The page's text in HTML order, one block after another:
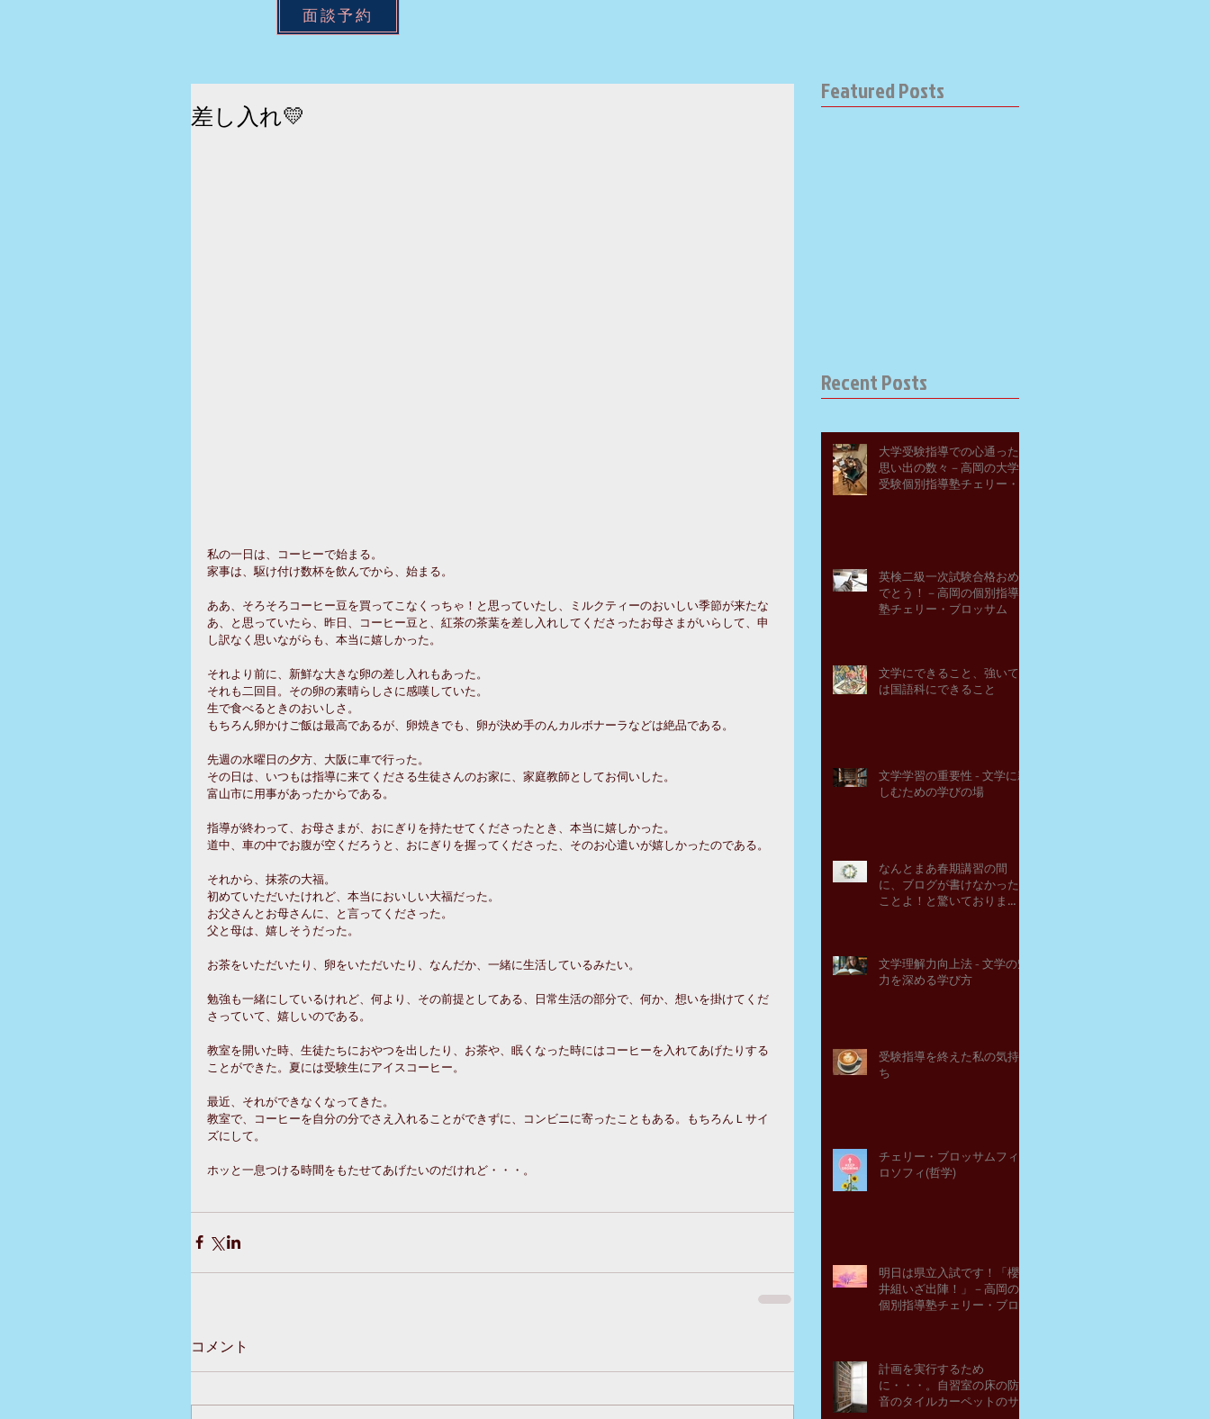
面談予約
差し入れ💛
私の一日は、コーヒーで始まる。
家事は、駆け付け数杯を飲んでから、始まる。
ああ、そろそろコーヒー豆を買ってこなくっちゃ！と思っていたし、ミルクティーのおいしい季節が来たな
あ、と思っていたら、昨日、コーヒー豆と、紅茶の茶葉を差し入れしてくださったお母さまがいらして、申
し訳なく思いながらも、本当に嬉しかった。
それより前に、新鮮な大きな卵の差し入れもあった。
それも二回目。その卵の素晴らしさに感嘆していた。
生で食べるときのおいしさ。
もちろん卵かけご飯は最高であるが、卵焼きでも、卵が決め手のんカルボナーラなどは絶品である。
先週の水曜日の夕方、大阪に車で行った。
その日は、いつもは指導に来てくださる生徒さんのお家に、家庭教師としてお伺いした。
富山市に用事があったからである。
指導が終わって、お母さまが、おにぎりを持たせてくださったとき、本当に嬉しかった。
道中、車の中でお腹が空くだろうと、おにぎりを握ってくださった、そのお心遣いが嬉しかったのである。
それから、抹茶の大福。
初めていただいたけれど、本当においしい大福だった。
お父さんとお母さんに、と言ってくださった。
父と母は、嬉しそうだった。
お茶をいただいたり、卵をいただいたり、なんだか、一緒に生活しているみたい。
勉強も一緒にしているけれど、何より、その前提としてある、日常生活の部分で、何か、想いを掛けてくだ
さっていて、嬉しいのである。
教室を開いた時、生徒たちにおやつを出したり、お茶や、眠くなった時にはコーヒーを入れてあげたりする
ことができた。夏には受験生にアイスコーヒー。
最近、それができなくなってきた。
教室で、コーヒーを自分の分でさえ入れることができずに、コンビニに寄ったこともある。もちろんＬサイ
ズにして。
ホッと一息つける時間をもたせてあげたいのだけれど・・・。
コメント
Featured Posts
Recent Posts
大学受験指導での心通った
思い出の数々－高岡の大学
受験個別指導塾チェリー・
英検二級一次試験合格おめ
でとう！－高岡の個別指導
塾チェリー・ブロッサム
文学にできること、強いて
は国語科にできること
文学学習の重要性 - 文学に親
しむための学びの場
なんとまあ春期講習の間
に、ブログが書けなかった
ことよ！と驚いておりま
文学理解力向上法 - 文学の魅
力を深める学び方
受験指導を終えた私の気持
ち
チェリー・ブロッサムフィ
ロソフィ(哲学)
明日は県立入試です！「櫻
井組いざ出陣！」－高岡の
個別指導塾チェリー・ブロ
計画を実行するため
に・・・。自習室の床の防
音のタイルカーペットのサ